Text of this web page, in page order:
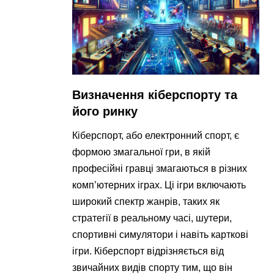
Визначення кіберспорту та
його ринку
Кіберспорт, або електронний спорт, є
формою змагальної гри, в якій
професійні гравці змагаються в різних
комп’ютерних іграх. Ці ігри включають
широкий спектр жанрів, таких як
стратегії в реальному часі, шутери,
спортивні симулятори і навіть карткові
ігри. Кіберспорт відрізняється від
звичайних видів спорту тим, що він